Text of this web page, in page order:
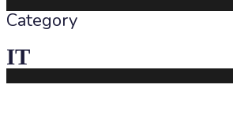
Category
IT